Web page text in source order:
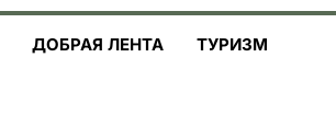
ДОБРАЯ ЛЕНТА ТУРИЗМ